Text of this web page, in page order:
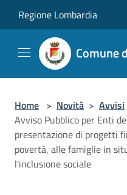
Regione Lombardia
Comune
Home > Novità > Avvisi
Avviso Pubblico per Enti
presentazione di progetti
povertà, alle famiglie in
l'inclusione sociale